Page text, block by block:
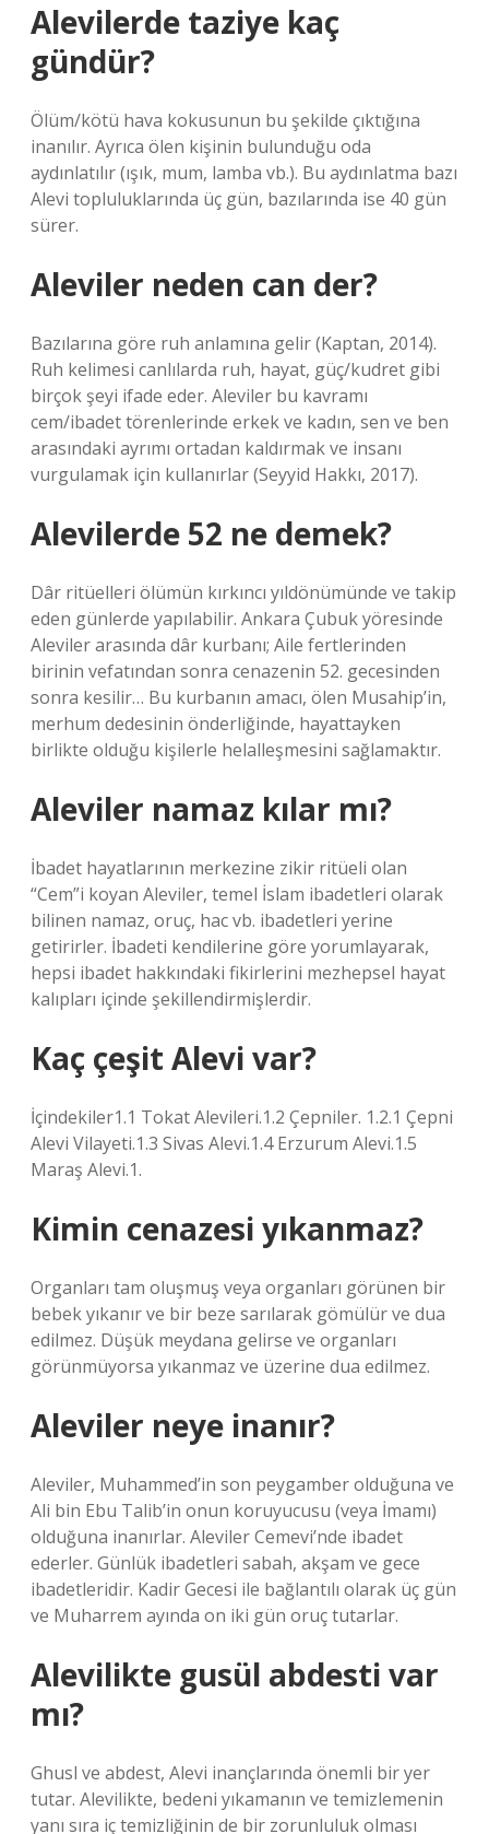
Alevilerde taziye kaç
gündür?
Ölüm/kötü hava kokusunun bu şekilde çıktığına
inanılır. Ayrıca ölen kişinin bulunduğu oda
aydınlatılır (ışık, mum, lamba vb.). Bu aydınlatma bazı
Alevi topluluklarında üç gün, bazılarında ise 40 gün
sürer.
Aleviler neden can der?
Bazılarına göre ruh anlamına gelir (Kaptan, 2014).
Ruh kelimesi canlılarda ruh, hayat, güç/kudret gibi
birçok şeyi ifade eder. Aleviler bu kavramı
cem/ibadet törenlerinde erkek ve kadın, sen ve ben
arasındaki ayrımı ortadan kaldırmak ve insanı
vurgulamak için kullanırlar (Seyyid Hakkı, 2017).
Alevilerde 52 ne demek?
Dâr ritüelleri ölümün kırkıncı yıldönümünde ve takip
eden günlerde yapılabilir. Ankara Çubuk yöresinde
Aleviler arasında dâr kurbanı; Aile fertlerinden
birinin vefatından sonra cenazenin 52. gecesinden
sonra kesilir… Bu kurbanın amacı, ölen Musahip’in,
merhum dedesinin önderliğinde, hayattayken
birlikte olduğu kişilerle helalleşmesini sağlamaktır.
Aleviler namaz kılar mı?
İbadet hayatlarının merkezine zikir ritüeli olan
“Cem”i koyan Aleviler, temel İslam ibadetleri olarak
bilinen namaz, oruç, hac vb. ibadetleri yerine
getirirler. İbadeti kendilerine göre yorumlayarak,
hepsi ibadet hakkındaki fikirlerini mezhepsel hayat
kalıpları içinde şekillendirmişlerdir.
Kaç çeşit Alevi var?
İçindekiler1.1 Tokat Alevileri.1.2 Çepniler. 1.2.1 Çepni
Alevi Vilayeti.1.3 Sivas Alevi.1.4 Erzurum Alevi.1.5
Maraş Alevi.1.
Kimin cenazesi yıkanmaz?
Organları tam oluşmuş veya organları görünen bir
bebek yıkanır ve bir beze sarılarak gömülür ve dua
edilmez. Düşük meydana gelirse ve organları
görünmüyorsa yıkanmaz ve üzerine dua edilmez.
Aleviler neye inanır?
Aleviler, Muhammed’in son peygamber olduğuna ve
Ali bin Ebu Talib’in onun koruyucusu (veya İmamı)
olduğuna inanırlar. Aleviler Cemevi’nde ibadet
ederler. Günlük ibadetleri sabah, akşam ve gece
ibadetleridir. Kadir Gecesi ile bağlantılı olarak üç gün
ve Muharrem ayında on iki gün oruç tutarlar.
Alevilikte gusül abdesti var
mı?
Ghusl ve abdest, Alevi inançlarında önemli bir yer
tutar. Alevilikte, bedeni yıkamanın ve temizlemenin
yanı sıra iç temizliğinin de bir zorunluluk olması